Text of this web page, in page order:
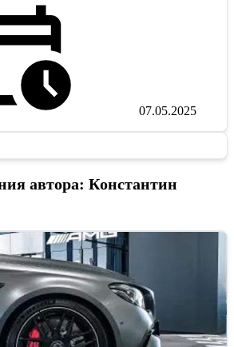
07.05.2025
автора: Константин